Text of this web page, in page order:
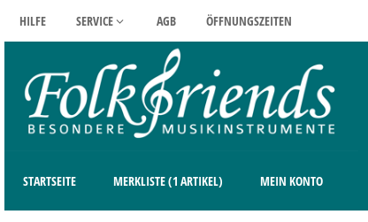
HILFE SERVICE AGB ÖFFNUNGSZEITEN
STARTSEITE MERKLISTE (1 ARTIKEL) MEIN KONTO